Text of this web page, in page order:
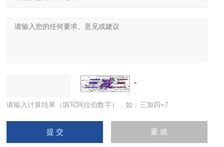
请输入计算结果（填写阿拉伯数字），如：三加四=7